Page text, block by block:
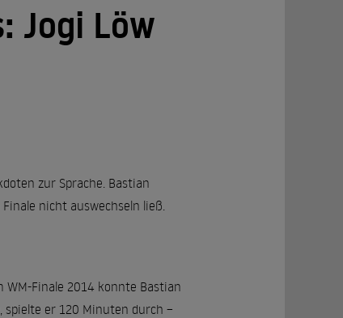
Jogi Löw
zur Sprache. Bastian
nicht auswechseln ließ.
WM-Finale 2014 konnte Bastian
er 120 Minuten durch –